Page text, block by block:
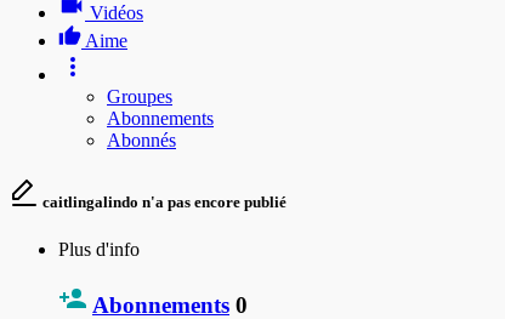
Vidéos
Aime
Groupes
Abonnements
Abonnés
caitlingalindo n'a pas encore publié
Plus d'info
Abonnements 0